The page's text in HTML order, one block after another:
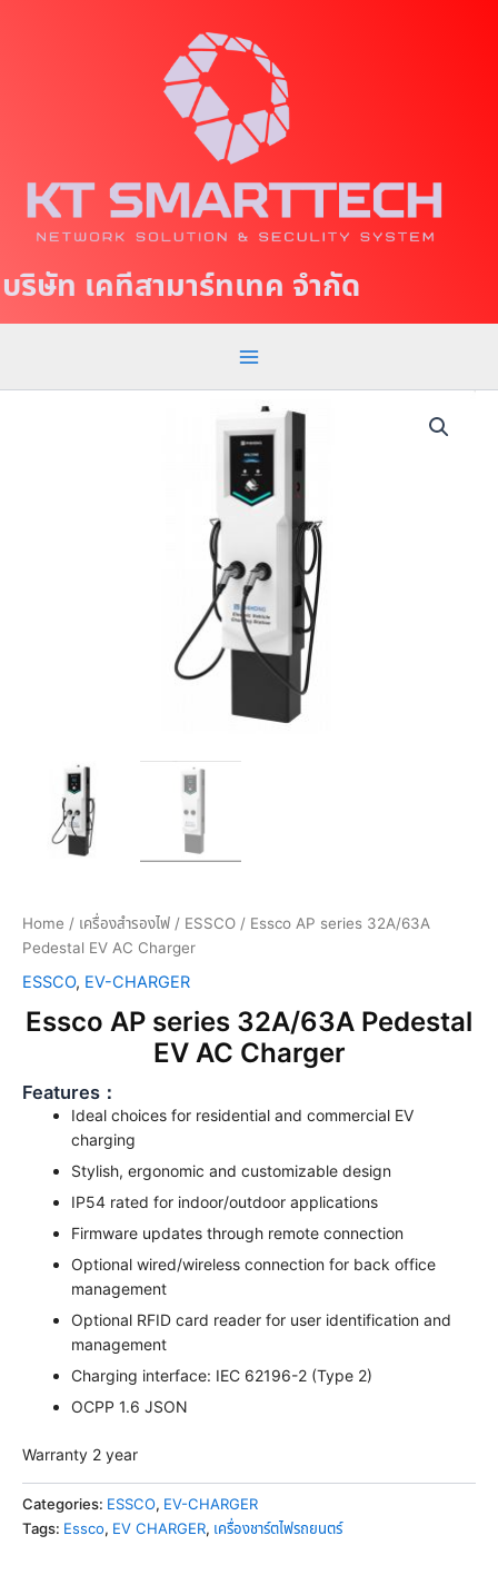
eบริษัท เคทีสามาร์ทเทค จำกัด
a
n
M
e
Home / เครื่องสำรองไฟ / ESSCO / Essco AP series 32A/63A
Pedestal EV AC Charger
ESSCO, EV-CHARGER
Essco AP series 32A/63A Pedestal
EV AC Charger
Features：
Ideal choices for residential and commercial EV
charging
Stylish, ergonomic and customizable design
IP54 rated for indoor/outdoor applications
Firmware updates through remote connection
Optional wired/wireless connection for back office
management
Optional RFID card reader for user identification and
management
Charging interface: IEC 62196-2 (Type 2)
OCPP 1.6 JSON
Warranty 2 year
Categories: ESSCO, EV-CHARGER
Tags: Essco, EV CHARGER, เครื่องชาร์ตไฟรถยนตร์